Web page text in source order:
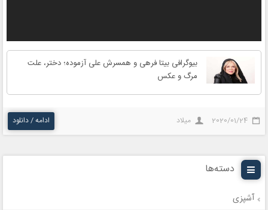
بیوگرافی بیتا فرهی و همسرش علی آزموده؛ دختر، علت
مرگ و عکس
2020/01/24 میلاد ادامه / دانلود
دسته‌ها
آشپزی